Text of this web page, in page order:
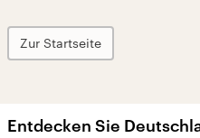
Zur Startseite
Entdecken Sie